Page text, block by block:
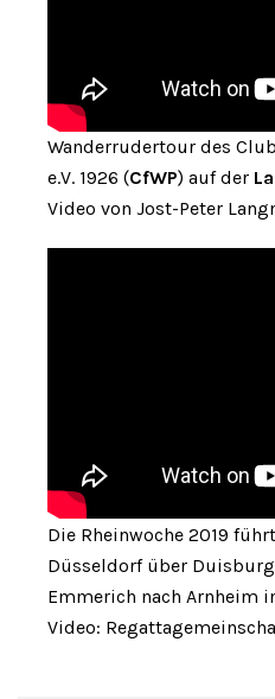
Wanderrudertour des
e.V. 1926 (CfWP) auf der
Video von Jost-Peter
Die Rheinwoche 2019
Düsseldorf über
Emmerich nach Arnheim
Video: